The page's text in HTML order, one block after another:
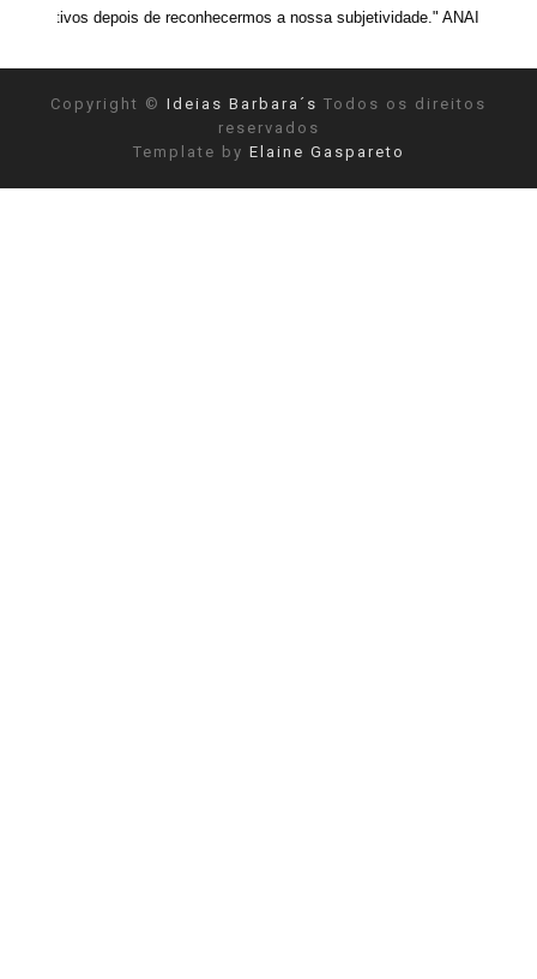
de reconhecermos a nossa subjetividade." ANAIS NIN
Copyright © Ideias Barbara´s Todos os direitos
reservados
Template by Elaine Gaspareto